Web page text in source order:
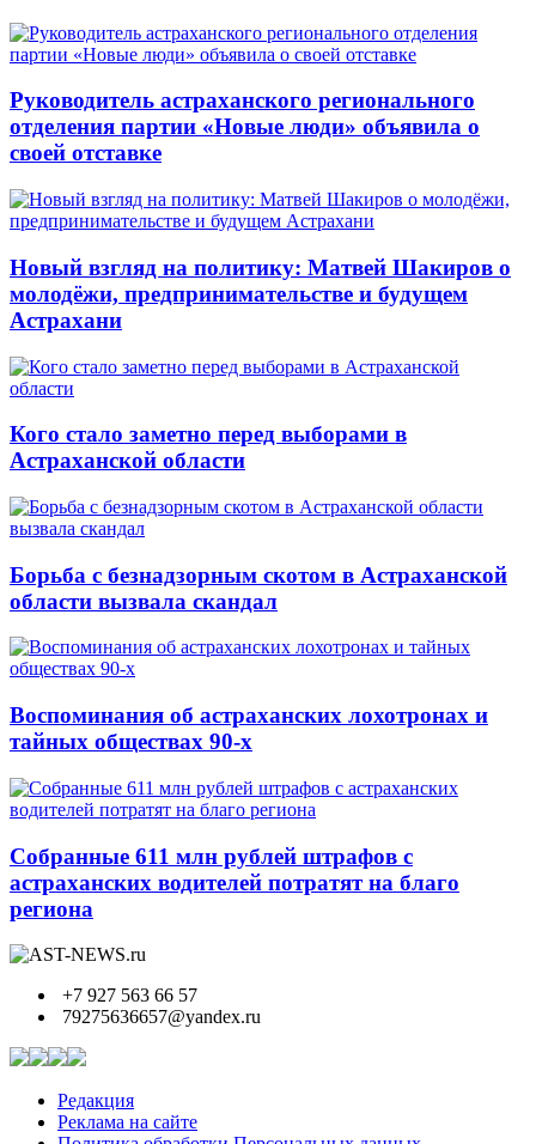
Руководитель астраханского регионального
отделения партии «Новые люди» объявила о
своей отставке
Новый взгляд на политику: Матвей Шакиров о
молодёжи, предпринимательстве и будущем
Астрахани
Кого стало заметно перед выборами в
Астраханской области
Борьба с безнадзорным скотом в Астраханской
области вызвала скандал
Воспоминания об астраханских лохотронах и
тайных обществах 90-х
Собранные 611 млн рублей штрафов с
астраханских водителей потратят на благо
региона
+7 927 563 66 57
79275636657@yandex.ru
Редакция
Реклама на сайте